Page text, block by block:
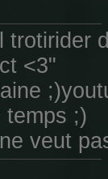
trotirider
<3"
temps ;)
veut